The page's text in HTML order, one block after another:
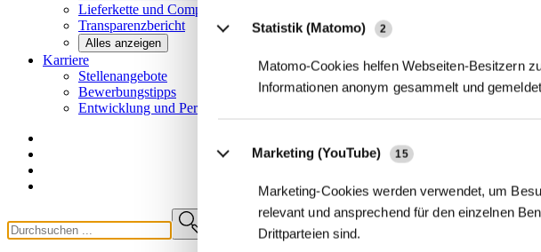
Statistik (Matomo) 2
Matomo-Cookies helfen Webseiten-Besitzern
Informationen anonym gesammelt und
Marketing (YouTube) 15
Marketing-Cookies werden verwendet, um
relevant und ansprechend für den einzelnen
Drittparteien sind.
Lieferkette und Compliance
Transparenzbericht
Alles anzeigen
Karriere
Stellenangebote
Bewerbungstipps
Entwicklung und Perspektiven